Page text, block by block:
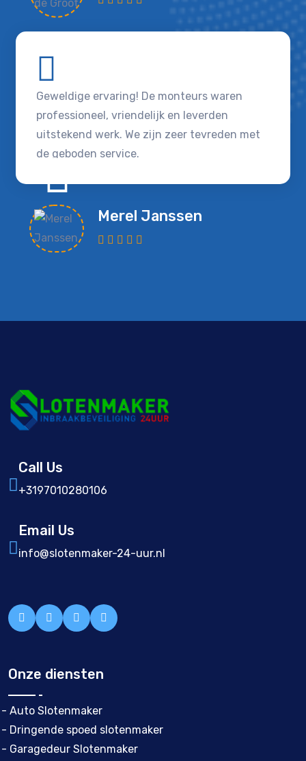
Geweldige ervaring! De monteurs waren
professioneel, vriendelijk en leverden
uitstekend werk. We zijn zeer tevreden met
de geboden service.
Merel Janssen
Call Us
+3197010280106
Email Us
info@slotenmaker-24-uur.nl
Onze diensten
- Auto Slotenmaker
- Dringende spoed slotenmaker
- Garagedeur Slotenmaker